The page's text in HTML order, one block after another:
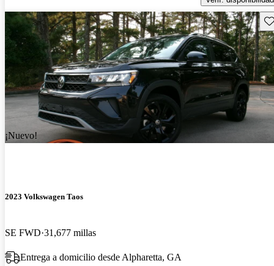
¡Nuevo!
2023 Volkswagen Taos
SE FWD 31,677 millas
Entrega a domicilio desde Alpharetta, GA